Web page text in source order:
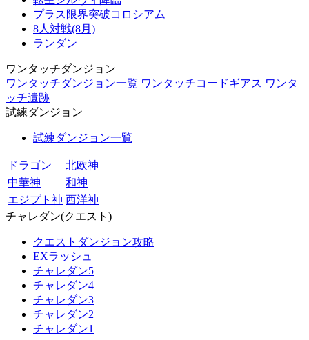
プラス限界突破コロシアム
8人対戦(8月)
ランダン
ワンタッチダンジョン
ワンタッチダンジョン一覧 ワンタッチコードギアス ワンタ
ッチ遺跡
試練ダンジョン
試練ダンジョン一覧
ドラゴン
北欧神
中華神
和神
エジプト神 西洋神
チャレダン(クエスト)
クエストダンジョン攻略
EXラッシュ
チャレダン5
チャレダン4
チャレダン3
チャレダン2
チャレダン1